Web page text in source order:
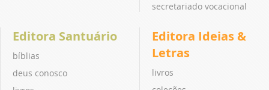
secretariado vocacional
Editora Santuário
bíblias
deus conosco
Editora Ideias &
Letras
livros